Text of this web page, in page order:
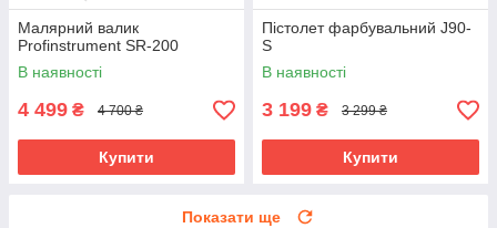
Малярний валик
Profinstrument SR-200
В наявності
4 499 ₴ 4 700 ₴
Купити
Пістолет фарбувальний J90-
S
В наявності
3 199 ₴ 3 299 ₴
Купити
Показати ще